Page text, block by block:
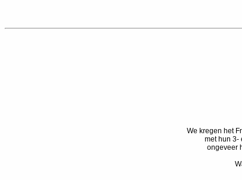
We kregen het
met hun 3-
ongeveer